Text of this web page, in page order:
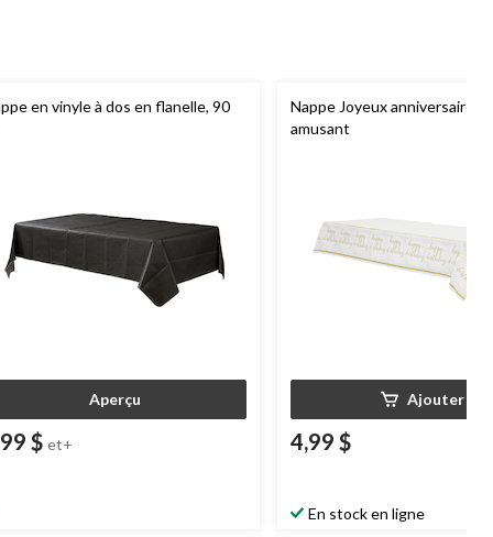
en vinyle à dos en flanelle, 90
Aperçu
$ et+
Nappe Joyeux anniversaire
amusant
Ajouter
4,99 $
En stock en ligne